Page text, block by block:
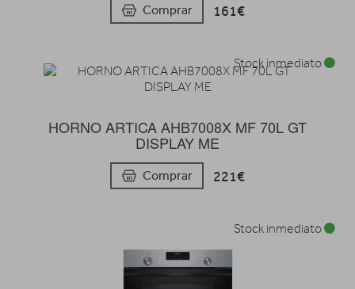
Comprar 161€
HORNO ARTICA AHB7008X MF 70L GT
DISPLAY ME
Comprar 221€
Stock inmediato
Stock inmediato